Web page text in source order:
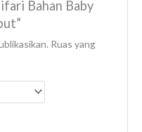
Bahan Baby
Ruas yang